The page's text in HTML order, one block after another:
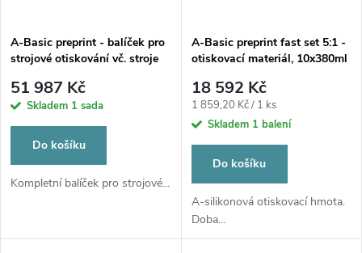
A-Basic preprint - balíček pro
strojové otiskování vč. stroje
51 987 Kč
Skladem 1 sada
Do košíku
Kompletní balíček pro strojové...
A-Basic preprint fast set 5:1 -
otiskovací materiál, 10x380ml
18 592 Kč
Měrná
cena:
1 859,20 Kč / 1 ks
Skladem 1 balení
Do košíku
A-silikonová otiskovací hmota.
Doba...